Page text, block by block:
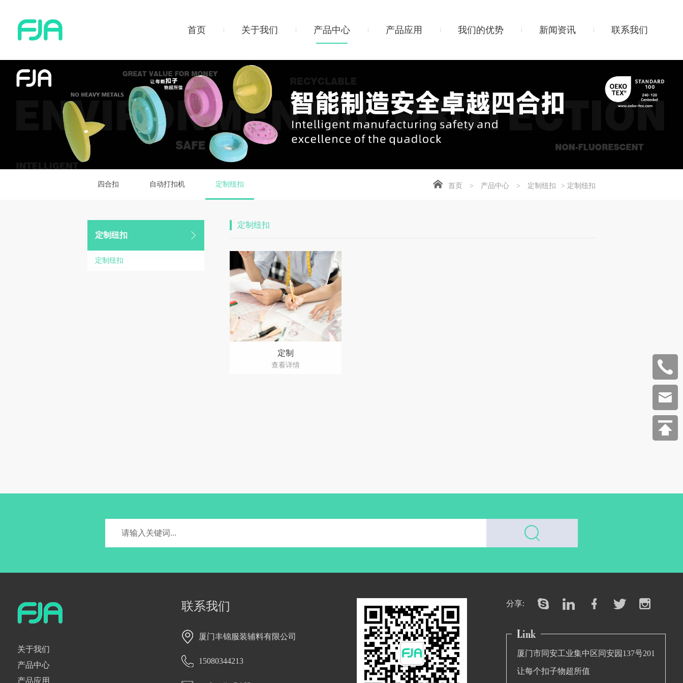
首页 关于我们 产品中心 产品应用 我们的优势 新闻资讯 联系我们
四合扣 自动打扣机 定制纽扣
定制纽扣
定制纽扣
首页 > 产品中心 > 定制纽扣 > 定制纽扣
定制纽扣
定制
查看详情
关于我们
产品中心
产品应用
联系我们
厦门丰锦服装辅料有限公司
15080344213
分享:
厦门市同安工业集中区同安园137号201
让每个扣子物超所值